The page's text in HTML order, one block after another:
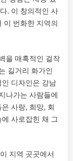
. 이 창의적인 사
이 번화한 지역의
을 매혹적인 걸작
길거리 화가인
디자인은 강남
나가는 사람들에
사랑, 희망, 회
사로잡힌 채 그
지역 곳곳에서